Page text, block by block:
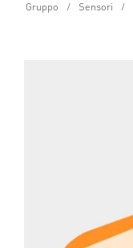
Gruppo Sensori